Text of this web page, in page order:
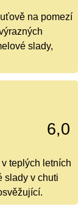
na pomezí
slady,
6,0
teplých letních
slady v chuti